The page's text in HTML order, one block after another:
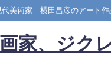
美術家 横田昌彦のアート作
家、ジク